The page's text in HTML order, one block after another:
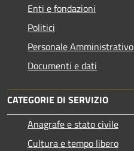
Enti e fondazioni
Politici
Personale Amministrativo
Documenti e dati
CATEGORIE DI SERVIZIO
Anagrafe e stato civile
Cultura e tempo libero